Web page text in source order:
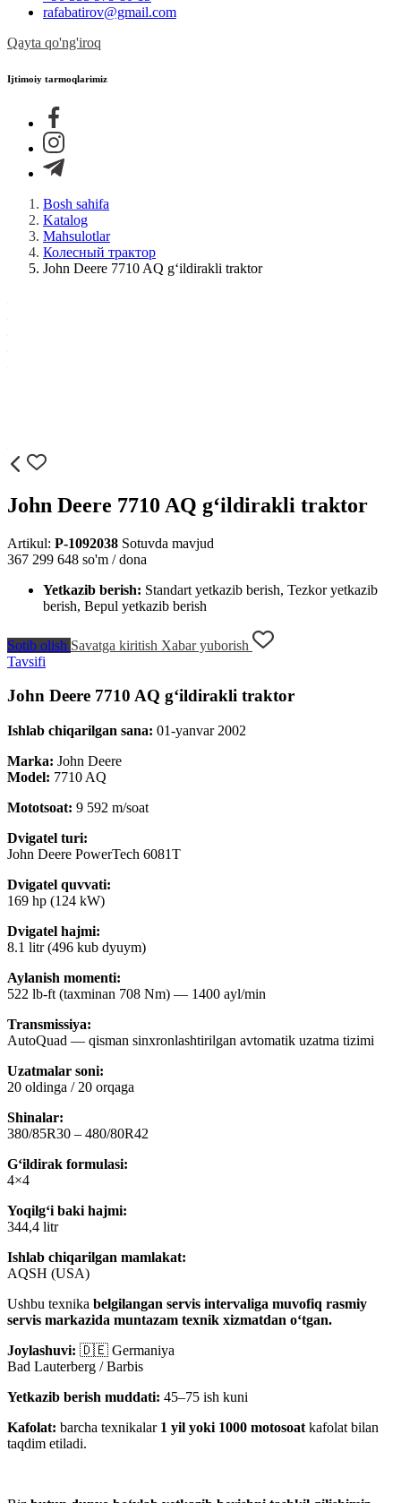
rafabatirov@gmail.com
Qayta qo'ng'iroq
Ijtimoiy tarmoqlarimiz
Bosh sahifa
Katalog
Mahsulotlar
Колесный трактор
John Deere 7710 AQ g‘ildirakli traktor
John Deere 7710 AQ g‘ildirakli traktor
Artikul: P-1092038 Sotuvda mavjud
367 299 648 so'm / dona
Yetkazib berish: Standart yetkazib berish, Tezkor yetkazib
berish, Bepul yetkazib berish
Sotib olish Savatga kiritish Xabar yuborish
Tavsifi
John Deere 7710 AQ g‘ildirakli traktor
Ishlab chiqarilgan sana: 01-yanvar 2002
Marka: John Deere
Model: 7710 AQ
Mototsoat: 9 592 m/soat
Dvigatel turi:
John Deere PowerTech 6081T
Dvigatel quvvati:
169 hp (124 kW)
Dvigatel hajmi:
8.1 litr (496 kub dyuym)
Aylanish momenti:
522 lb-ft (taxminan 708 Nm) — 1400 ayl/min
Transmissiya:
AutoQuad — qisman sinxronlashtirilgan avtomatik uzatma tizimi
Uzatmalar soni:
20 oldinga / 20 orqaga
Shinalar:
380/85R30 – 480/80R42
G‘ildirak formulasi:
4×4
Yoqilg‘i baki hajmi:
344,4 litr
Ishlab chiqarilgan mamlakat:
AQSH (USA)
Ushbu texnika belgilangan servis intervaliga muvofiq rasmiy
servis markazida muntazam texnik xizmatdan o‘tgan.
Joylashuvi: 🇩🇪 Germaniya
Bad Lauterberg / Barbis
Yetkazib berish muddati: 45–75 ish kuni
Kafolat: barcha texnikalar 1 yil yoki 1000 motosoat kafolat bilan
taqdim etiladi.